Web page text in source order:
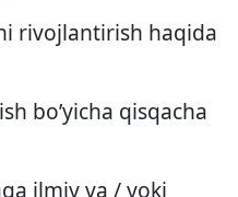
rivojlantirish haqida
bo’yicha qisqacha
ilmiy va / yoki